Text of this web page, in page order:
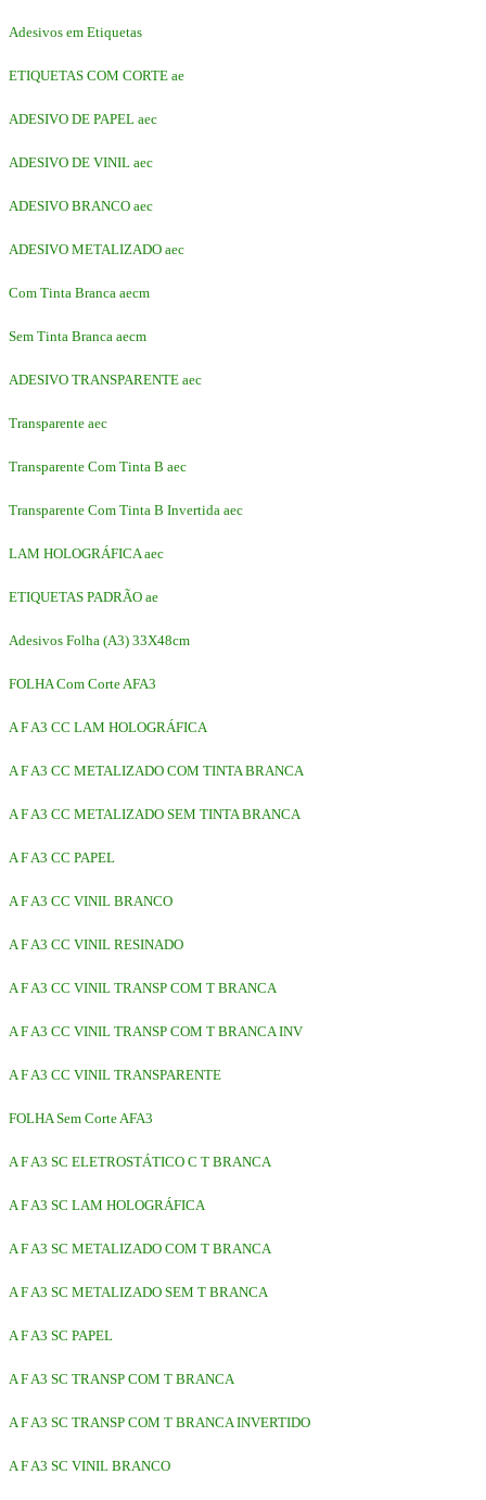
Adesivos em Etiquetas
ETIQUETAS COM CORTE ae
ADESIVO DE PAPEL aec
ADESIVO DE VINIL aec
ADESIVO BRANCO aec
ADESIVO METALIZADO aec
Com Tinta Branca aecm
Sem Tinta Branca aecm
ADESIVO TRANSPARENTE aec
Transparente aec
Transparente Com Tinta B aec
Transparente Com Tinta B Invertida aec
LAM HOLOGRÁFICA aec
ETIQUETAS PADRÃO ae
Adesivos Folha (A3) 33X48cm
FOLHA Com Corte AFA3
A F A3 CC LAM HOLOGRÁFICA
A F A3 CC METALIZADO COM TINTA BRANCA
A F A3 CC METALIZADO SEM TINTA BRANCA
A F A3 CC PAPEL
A F A3 CC VINIL BRANCO
A F A3 CC VINIL RESINADO
A F A3 CC VINIL TRANSP COM T BRANCA
A F A3 CC VINIL TRANSP COM T BRANCA INV
A F A3 CC VINIL TRANSPARENTE
FOLHA Sem Corte AFA3
A F A3 SC ELETROSTÁTICO C T BRANCA
A F A3 SC LAM HOLOGRÁFICA
A F A3 SC METALIZADO COM T BRANCA
A F A3 SC METALIZADO SEM T BRANCA
A F A3 SC PAPEL
A F A3 SC TRANSP COM T BRANCA
A F A3 SC TRANSP COM T BRANCA INVERTIDO
A F A3 SC VINIL BRANCO